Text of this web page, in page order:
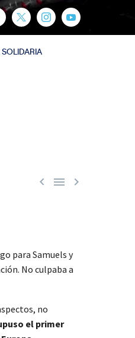
  
para Samuels y
No culpaba a
no
el primer